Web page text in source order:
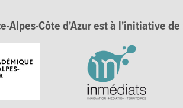
Alpes-Côte d'Azur est à l'initiative de